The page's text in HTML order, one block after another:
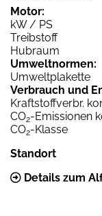
Motor:
kW / PS
Treibstoff
Hubraum
Umweltnormen:
Umweltplakette
Verbrauch und
Kraftstoffverbr.
CO2-Emissionen
CO2-Klasse
Standort
Details zum